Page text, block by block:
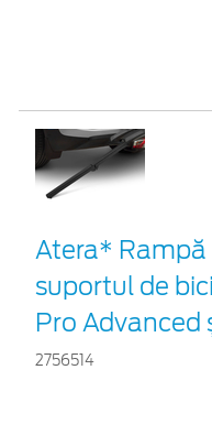
Atera* Rampă
suportul de
Pro Advanced
2756514